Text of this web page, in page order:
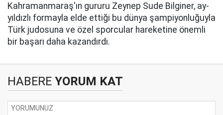
Kahramanmaraş'ın gururu Zeynep Sude Bilginer, ay-
yıldızlı formayla elde ettiği bu dünya şampiyonluğuyla
Türk judosuna ve özel sporcular hareketine önemli
bir başarı daha kazandırdı.
HABERE YORUM KAT